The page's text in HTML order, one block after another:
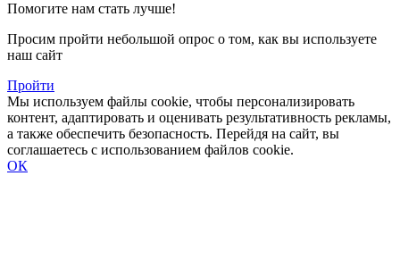
Помогите нам стать лучше!
Просим пройти небольшой опрос о том, как вы используете
наш сайт
Пройти
Мы используем файлы cookie, чтобы персонализировать
контент, адаптировать и оценивать результативность рекламы,
а также обеспечить безопасность. Перейдя на сайт, вы
соглашаетесь с использованием файлов cookie.
ОК